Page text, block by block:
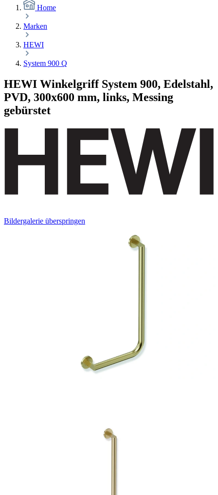
Home
Marken
HEWI
System 900 Q
HEWI Winkelgriff System 900, Edelstahl,
PVD, 300x600 mm, links, Messing
gebürstet
Bildergalerie überspringen